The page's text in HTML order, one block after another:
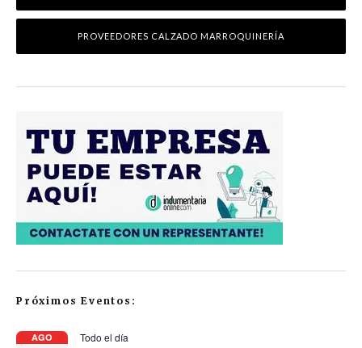
PROVEEDORES CALZADO MARROQUINERÍA
Próximos Eventos:
AGO Todo el día